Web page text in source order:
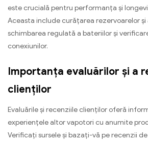
este crucială pentru performanța și
Aceasta include curățarea rezervoarelor și
schimbarea regulată a bateriilor și
conexiunilor.
Importanța evaluărilor și a
clienților
Evaluările și recenziile clienților oferă
experiențele altor vapotori cu anumite
Verificați sursele și bazați-vă pe recenzii